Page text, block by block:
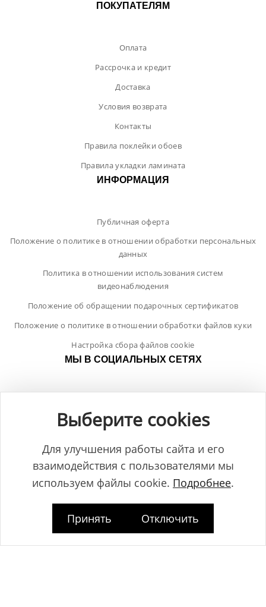
ПОКУПАТЕЛЯМ
Оплата
Рассрочка и кредит
Доставка
Условия возврата
Контакты
Правила поклейки обоев
Правила укладки ламината
ИНФОРМАЦИЯ
Публичная оферта
Положение о политике в отношении обработки персональных
данных
Политика в отношении использования систем
видеонаблюдения
Положение об обращении подарочных сертификатов
Положение о политике в отношении обработки файлов куки
Настройка сбора файлов cookie
МЫ В СОЦИАЛЬНЫХ СЕТЯХ
выданное Главным управлением юстиции Гродненского
Выберите cookies
Для улучшения работы сайта и его
взаимодействия с пользователями мы
используем файлы cookie. Подробнее.
Принять Отключить